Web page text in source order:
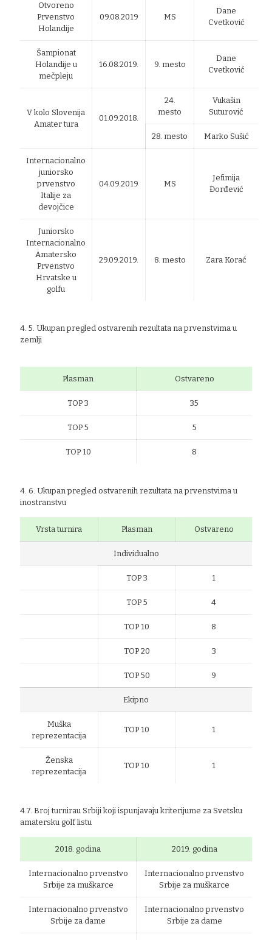
Otvoreno
Prvenstvo
Holandije
09.08.2019 MS
Dane
Cvetković
Šampionat
Holandije u
mečpleju
16.08.2019. 9. mesto
Dane
Cvetković
V kolo Slovenija
Amater tura
01.09.2018.
24.
mesto
Vukašin
Suturović
28. mesto Marko Sušić
Internacionalno
juniorsko
prvenstvo
Italije za
devojčice
04.09.2019 MS
Jefimija
Đorđević
Juniorsko
Internacionalno
Amatersko
Prvenstvo
Hrvatske u
golfu
29.09.2019. 8. mesto Zara Korać
4. 5. Ukupan pregled ostvarenih rezultata na prvenstvima u
zemlji
Plasman Ostvareno
TOP 3 35
TOP 5 5
TOP 10 8
4. 6. Ukupan pregled ostvarenih rezultata na prvenstvima u
inostranstvu
Vrsta turnira Plasman Ostvareno
Individualno
TOP 3 1
TOP 5 4
TOP 10 8
TOP 20 3
TOP 50 9
Ekipno
Muška
reprezentacija
TOP 10 1
Ženska
reprezentacija
TOP 10 1
4.7. Broj turnirau Srbiji koji ispunjavaju kriterijume za Svetsku
amatersku golf listu
2018. godina 2019. godina
Internacionalno prvenstvo
Srbije za muškarce
Internacionalno prvenstvo
Srbije za muškarce
Internacionalno prvenstvo
Srbije za dame
Internacionalno prvenstvo
Srbije za dame